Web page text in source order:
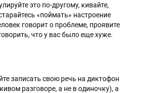
это по-другому, кивайте,
«поймать» настроение
говорит о проблеме, проявите
что у вас было еще хуже.
записать свою речь на диктофон
разговоре, а не в одиночку), а